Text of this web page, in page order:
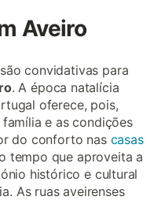
Aveiro
convidativas para
. A época natalícia
oferece, pois,
e as condições
do conforto nas casas
tempo que aproveita a
histórico e cultural
As ruas aveirenses